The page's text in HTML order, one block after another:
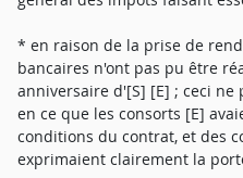
* en raison de la prise de
bancaires n'ont pas pu être
anniversaire d'[S] [E] ; ceci
en ce que les consorts [E]
conditions du contrat, et des
exprimaient clairement la